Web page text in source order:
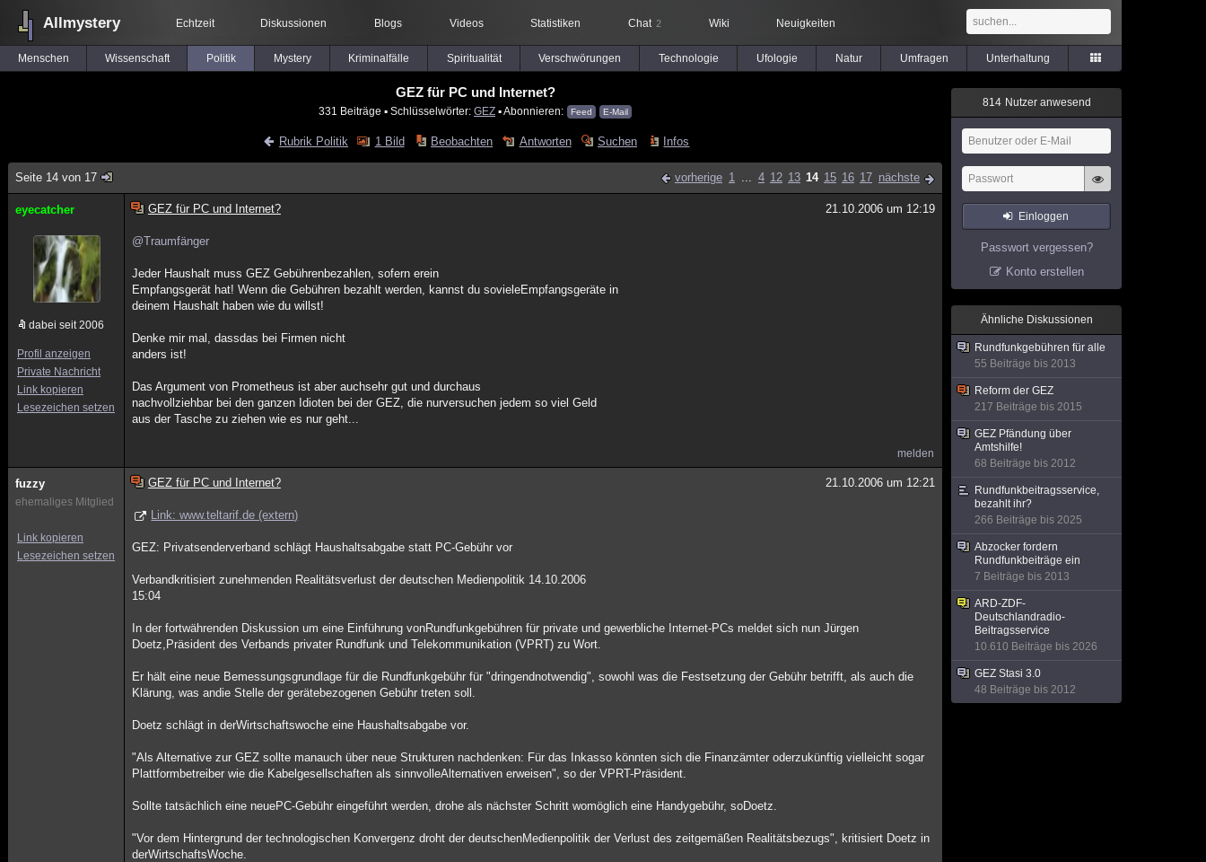
Allmystery Echtzeit Diskussionen Blogs Videos Statistiken Chat 2 Wiki Neuigkeiten
Menschen Wissenschaft Politik Mystery Kriminalfälle Spiritualität Verschwörungen Technologie Ufologie Natur Umfragen Unterhaltung
GEZ für PC und Internet?
331 Beiträge ▪ Schlüsselwörter: GEZ ▪ Abonnieren: Feed E-Mail
Rubrik Politik 1 Bild Beobachten Antworten Suchen Infos
Seite 14 von 17 vorherige 1 ... 4 12 13 14 15 16 17 nächste
eyecatcher
dabei seit 2006
Profil anzeigen
Private Nachricht
Link kopieren
Lesezeichen setzen
GEZ für PC und Internet? 21.10.2006 um 12:19
@Traumfänger
Jeder Haushalt muss GEZ Gebührenbezahlen, sofern erein
Empfangsgerät hat! Wenn die Gebühren bezahlt werden, kannst du sovieleEmpfangsgeräte in
deinem Haushalt haben wie du willst!
Denke mir mal, dassdas bei Firmen nicht
anders ist!
Das Argument von Prometheus ist aber auchsehr gut und durchaus
nachvollziehbar bei den ganzen Idioten bei der GEZ, die nurversuchen jedem so viel Geld
aus der Tasche zu ziehen wie es nur geht...
melden
fuzzy
ehemaliges Mitglied
Link kopieren
Lesezeichen setzen
GEZ für PC und Internet? 21.10.2006 um 12:21
Link: www.teltarif.de (extern)
GEZ: Privatsenderverband schlägt Haushaltsabgabe statt PC-Gebühr vor
Verbandkritisiert zunehmenden Realitätsverlust der deutschen Medienpolitik 14.10.2006
15:04
In der fortwährenden Diskussion um eine Einführung vonRundfunkgebühren für private und gewerbliche Internet-PCs meldet sich nun Jürgen
Doetz,Präsident des Verbands privater Rundfunk und Telekommunikation (VPRT) zu Wort.
Er hält eine neue Bemessungsgrundlage für die Rundfunkgebühr für "dringendnotwendig", sowohl was die Festsetzung der Gebühr betrifft, als auch die
Klärung, was andie Stelle der gerätebezogenen Gebühr treten soll.
Doetz schlägt in derWirtschaftswoche eine Haushaltsabgabe vor.
"Als Alternative zur GEZ sollte manauch über neue Strukturen nachdenken: Für das Inkasso könnten sich die Finanzämter oderzukünftig vielleicht sogar
Plattformbetreiber wie die Kabelgesellschaften als sinnvolleAlternativen erweisen", so der VPRT-Präsident.
Sollte tatsächlich eine neuePC-Gebühr eingeführt werden, drohe als nächster Schritt womöglich eine Handygebühr, soDoetz.
"Vor dem Hintergrund der technologischen Konvergenz droht der deutschenMedienpolitik der Verlust des zeitgemäßen Realitätsbezugs", kritisiert Doetz in
derWirtschaftsWoche.
814 Nutzer anwesend
Einloggen
Passwort vergessen?
Konto erstellen
Ähnliche Diskussionen
Rundfunkgebühren für alle
55 Beiträge bis 2013
Reform der GEZ
217 Beiträge bis 2015
GEZ Pfändung über
Amtshilfe!
68 Beiträge bis 2012
Rundfunkbeitragsservice,
bezahlt ihr?
266 Beiträge bis 2025
Abzocker fordern
Rundfunkbeiträge ein
7 Beiträge bis 2013
ARD-ZDF-
Deutschlandradio-
Beitragsservice
10.610 Beiträge bis 2026
GEZ Stasi 3.0
48 Beiträge bis 2012